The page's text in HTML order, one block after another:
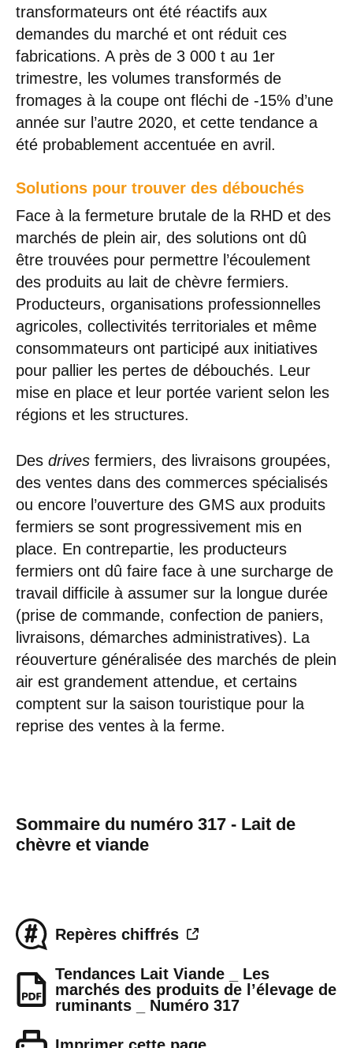
transformateurs ont été réactifs aux
demandes du marché et ont réduit ces
fabrications. A près de 3 000 t au 1er
trimestre, les volumes transformés de
fromages à la coupe ont fléchi de -15% d’une
année sur l’autre 2020, et cette tendance a
été probablement accentuée en avril.
Solutions pour trouver des débouchés
Face à la fermeture brutale de la RHD et des
marchés de plein air, des solutions ont dû
être trouvées pour permettre l’écoulement
des produits au lait de chèvre fermiers.
Producteurs, organisations professionnelles
agricoles, collectivités territoriales et même
consommateurs ont participé aux initiatives
pour pallier les pertes de débouchés. Leur
mise en place et leur portée varient selon les
régions et les structures.
Des drives fermiers, des livraisons groupées,
des ventes dans des commerces spécialisés
ou encore l’ouverture des GMS aux produits
fermiers se sont progressivement mis en
place. En contrepartie, les producteurs
fermiers ont dû faire face à une surcharge de
travail difficile à assumer sur la longue durée
(prise de commande, confection de paniers,
livraisons, démarches administratives). La
réouverture généralisée des marchés de plein
air est grandement attendue, et certains
comptent sur la saison touristique pour la
reprise des ventes à la ferme.
Sommaire du numéro 317 - Lait de
chèvre et viande
Repères chiffrés
Tendances Lait Viande _ Les
marchés des produits de l’élevage de
ruminants _ Numéro 317